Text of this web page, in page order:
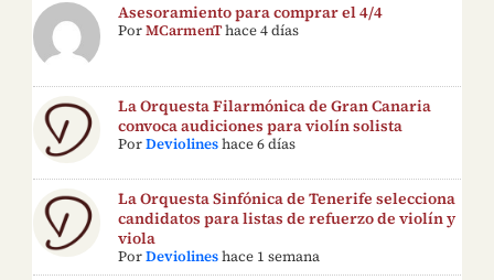
Asesoramiento para comprar el 4/4
PorMCarmenThace 4 días
La Orquesta Filarmónica de Gran Canaria
convoca audiciones para violín solista
PorDeviolines hace 6 días
La Orquesta Sinfónica de Tenerife selecciona
candidatos para listas de refuerzo de violín y
viola
PorDeviolines hace 1 semana